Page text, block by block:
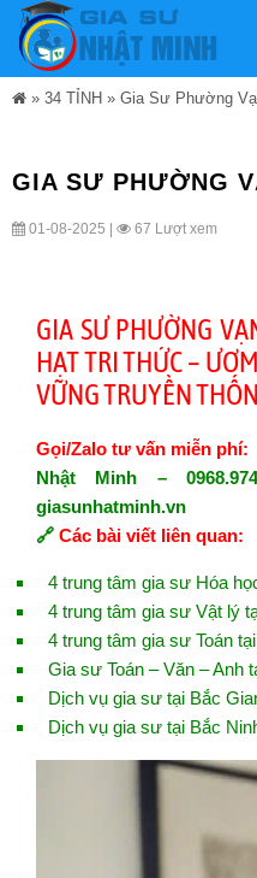
» 34 TỈNH » Gia Sư Phường
GIA SƯ PHƯỜNG
01-08-2025 | 67 Lượt xem
GIA SƯ PHƯỜNG
HẠT TRI THỨC –
VỮNG TRUYỀN
Gọi/Zalo tư vấn miễn phí:
Nhật Minh –
giasunhatminh.vn
🔗 Các bài viết liên quan:
4 trung tâm gia sư Hóa
4 trung tâm gia sư Vật lý
4 trung tâm gia sư Toán
Gia sư Toán – Văn – Anh
Dịch vụ gia sư tại Bắc
Dịch vụ gia sư tại Bắc